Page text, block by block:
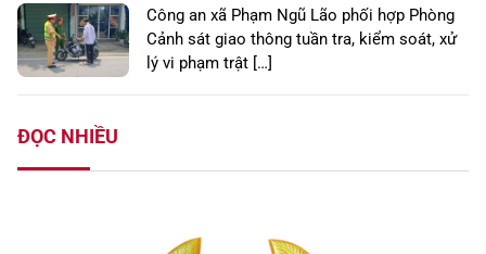
Công an xã Phạm Ngũ Lão phối hợp Phòng
Cảnh sát giao thông tuần tra, kiểm soát, xử
lý vi phạm trật […]
ĐỌC NHIỀU